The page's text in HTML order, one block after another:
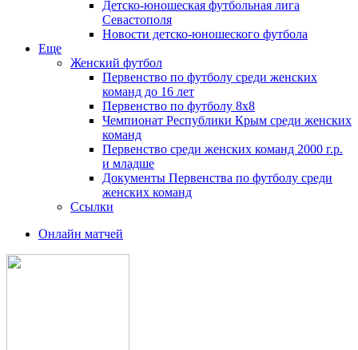
Детско-юношеская футбольная лига
Севастополя
Новости детско-юношеского футбола
Еще
Женский футбол
Первенство по футболу среди женских
команд до 16 лет
Первенство по футболу 8х8
Чемпионат Республики Крым среди женских
команд
Первенство среди женских команд 2000 г.р.
и младше
Документы Первенства по футболу среди
женских команд
Ссылки
Онлайн матчей